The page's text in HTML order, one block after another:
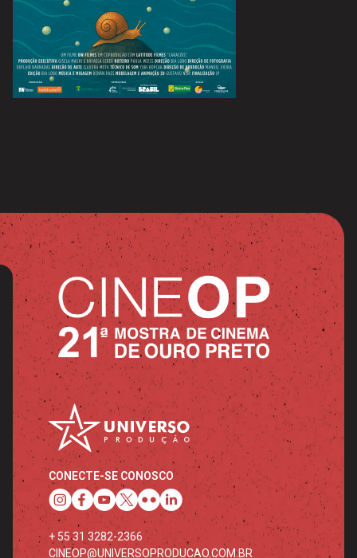
CONECTE-SE CONOSCO
+ 55 31 3282-2366
CINEOP@UNIVERSOPRODUCAO.COM.BR